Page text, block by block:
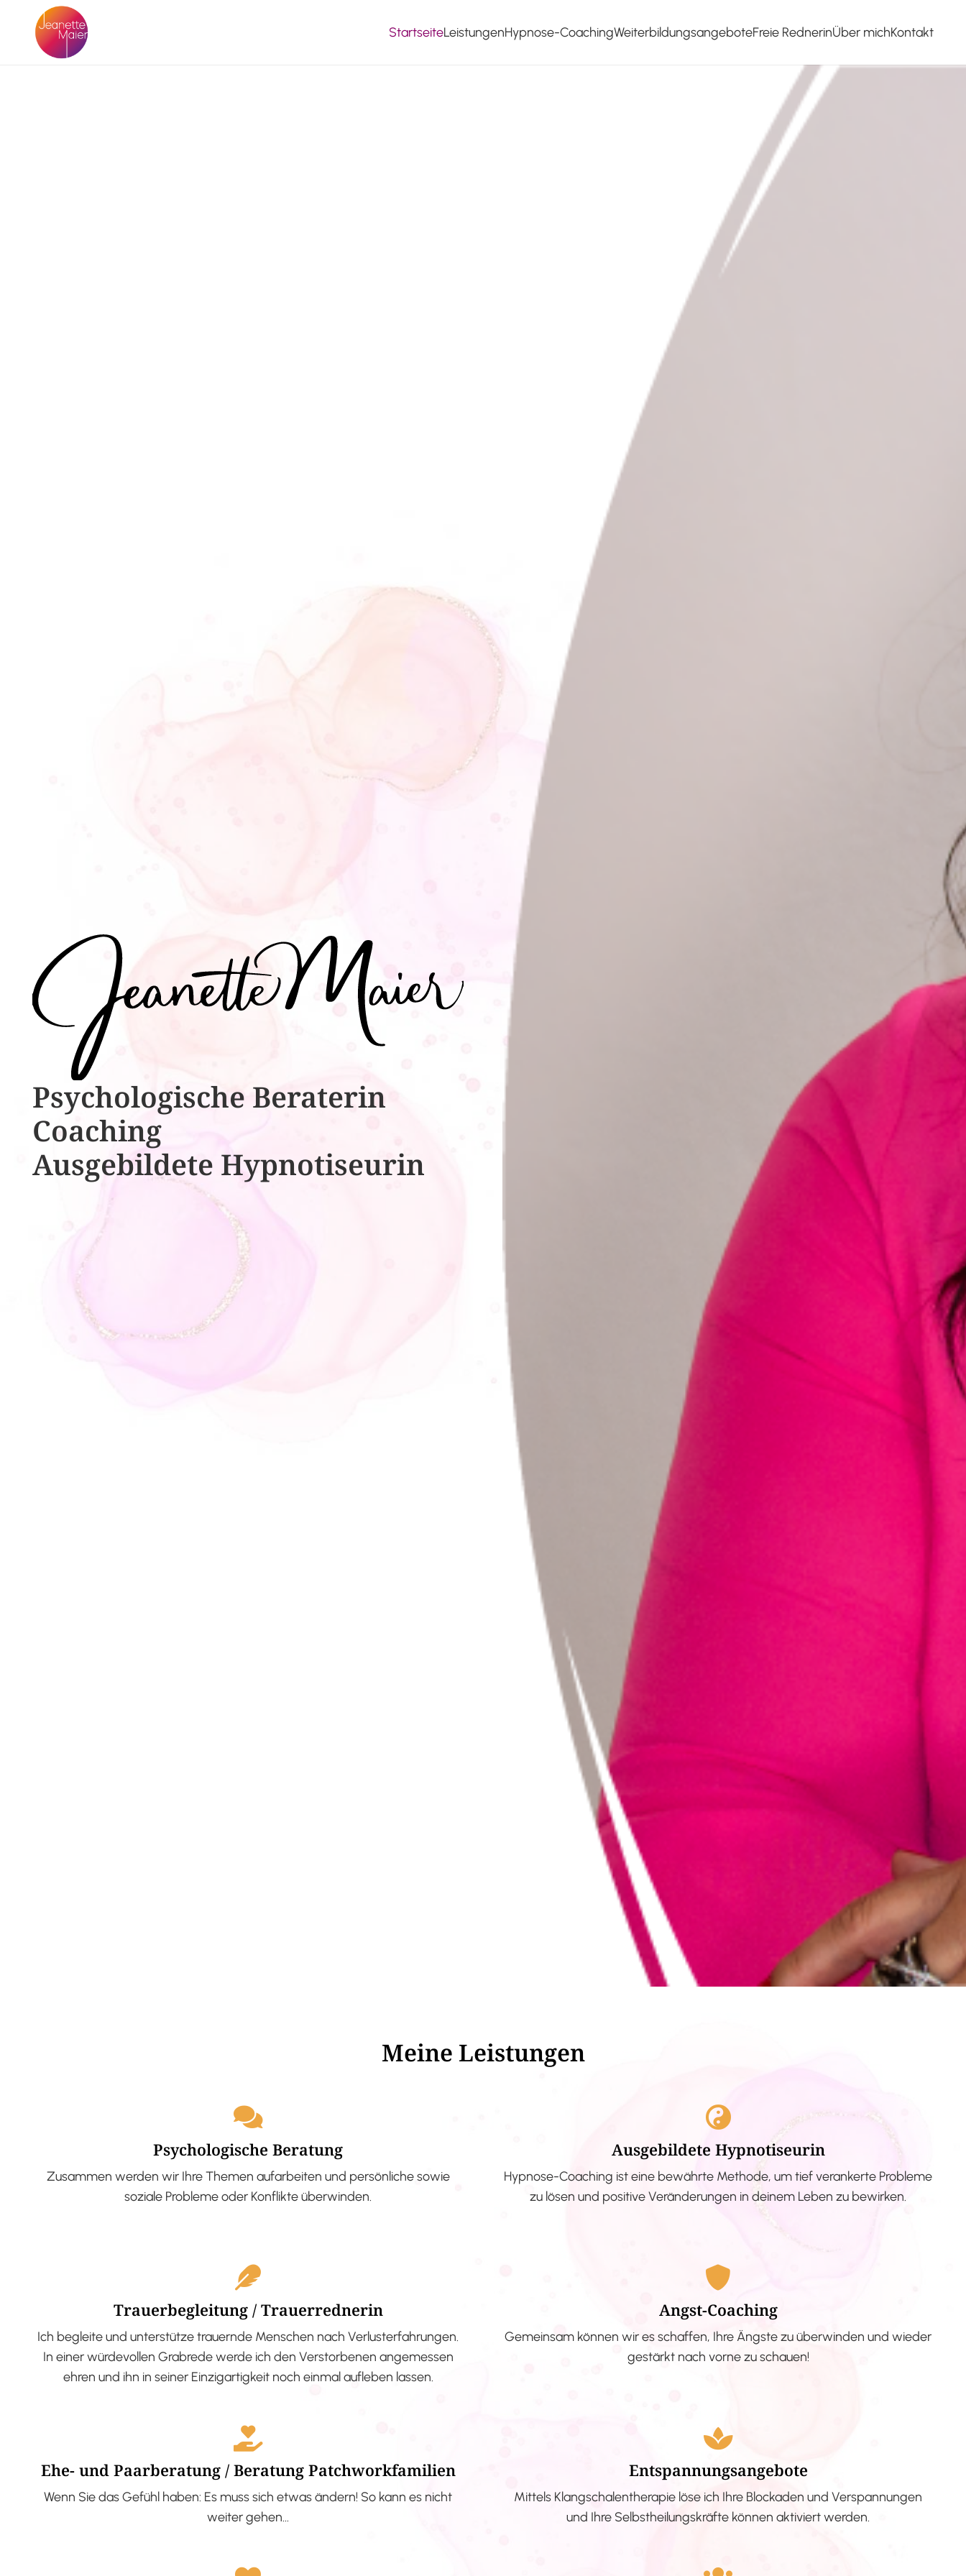
StartseiteLeistungenHypnose-CoachingWeiterbildungsangeboteFreie RednerinÜber michKontakt
Psychologische ​​Beraterin
Coaching
Ausgebildete​ ​Hypnotiseurin
Meine Leistungen
Psychologische Beratung
Zusammen werden wir Ihre Themen aufarbeiten und persönliche sowie
soziale Probleme oder Konflikte überwinden.
Ausgebildete Hypnotiseurin
Hypnose-Coaching ist eine bewährte Methode, um tief verankerte Probleme
zu lösen und positive Veränderungen in deinem Leben zu bewirken.
Trauerbegleitung / Trauerrednerin
Ich begleite und unterstütze trauernde Menschen nach Verlusterfahrungen.
In einer würdevollen Grabrede werde ich den Verstorbenen angemessen
ehren und ihn in seiner Einzigartigkeit noch einmal aufleben lassen.
Angst-Coaching
Gemeinsam können wir es schaffen, Ihre Ängste zu überwinden und wieder
gestärkt nach vorne zu schauen!
Ehe- und Paarberatung / Beratung Patchworkfamilien
Wenn Sie das Gefühl haben: Es muss sich etwas ändern! So kann es nicht
weiter gehen…
Entspannungsangebote
Mittels Klangschalentherapie löse ich Ihre Blockaden und Verspannungen
und Ihre Selbstheilungskräfte können aktiviert werden.